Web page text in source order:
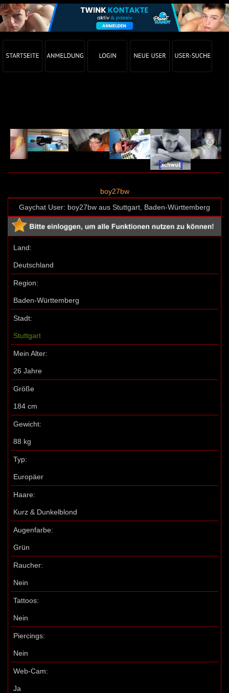
boy27bw
Gaychat User: boy27bw aus Stuttgart, Baden-Württemberg
Land:
Deutschland
Region:
Baden-Württemberg
Stadt:
Stuttgart
Mein Alter:
26 Jahre
Größe
184 cm
Gewicht:
88 kg
Typ:
Europäer
Haare:
Kurz & Dunkelblond
Augenfarbe:
Grün
Raucher:
Nein
Tattoos:
Nein
Piercings:
Nein
Web-Cam:
Ja